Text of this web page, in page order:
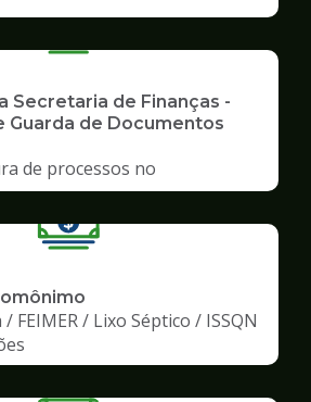
Secretaria de Finanças -
Guarda de Documentos
de processos no
FEIMER / Lixo Séptico / ISSQN